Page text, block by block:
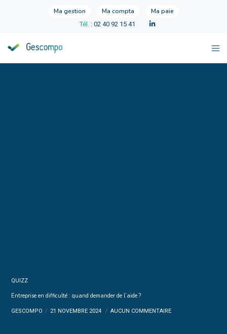
Ma gestion Ma compta Ma paie
Tél. : 02 40 92 15 41
QUIZZ
Entreprise en difficulté : quand demander de l’aide ?
GESCOMPO 21 NOVEMBRE 2024 AUCUN COMMENTAIRE